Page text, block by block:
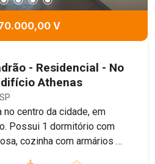
V
- Residencial - No
Centro - Edifício Athenas
no centro da cidade, em
Possui 1 dormitório com
cozinha com armários e